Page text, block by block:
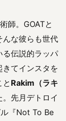
師。GOATと
んな彼らも世代
る伝説的ラッパ
てインスタを
Rakim（ラキ
先月デトロイ
『Not To Be